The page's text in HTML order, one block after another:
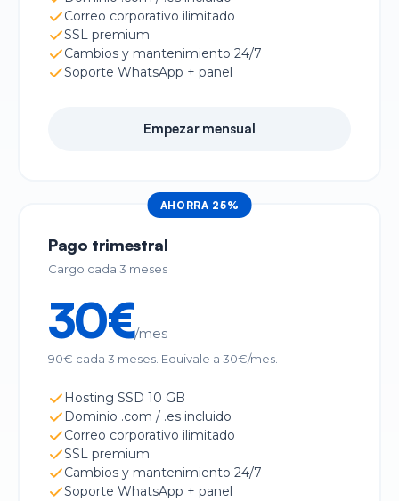
Correo corporativo ilimitado
SSL premium
Cambios y mantenimiento 24/7
Soporte WhatsApp + panel
Empezar mensual
AHORRA 25%
Pago trimestral
Cargo cada 3 meses
30€/mes
90€ cada 3 meses. Equivale a 30€/mes.
Hosting SSD 10 GB
Dominio .com / .es incluido
Correo corporativo ilimitado
SSL premium
Cambios y mantenimiento 24/7
Soporte WhatsApp + panel